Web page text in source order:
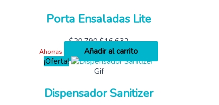
Porta Ensaladas Lite
$20,790 $16,632
Ahorras
Añadir al carrito
¡Oferta!
Gif
Dispensador Sanitizer